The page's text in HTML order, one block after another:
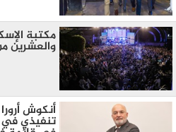
مكتبة
والعشرين